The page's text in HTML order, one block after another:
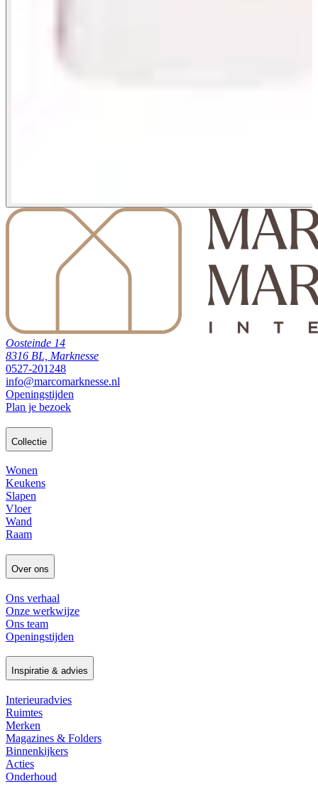
Oosteinde 14
8316 BL, Marknesse
0527-201248
info@marcomarknesse.nl
Openingstijden
Plan je bezoek
Collectie
Wonen
Keukens
Slapen
Vloer
Wand
Raam
Over ons
Ons verhaal
Onze werkwijze
Ons team
Openingstijden
Inspiratie & advies
Interieuradvies
Ruimtes
Merken
Magazines & Folders
Binnenkijkers
Acties
Onderhoud